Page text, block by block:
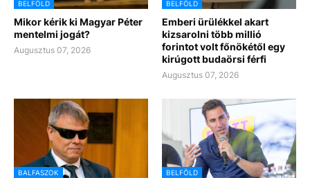
BELFÖLD
Mikor kérik ki Magyar Péter
mentelmi jogát?
Augusztus 07, 2026
BELFÖLD
Emberi ürülékkel akart
kizsarolni több millió
forintot volt főnökétől egy
kirúgott budaörsi férfi
Augusztus 07, 2026
BALFASZOK BELFÖLD